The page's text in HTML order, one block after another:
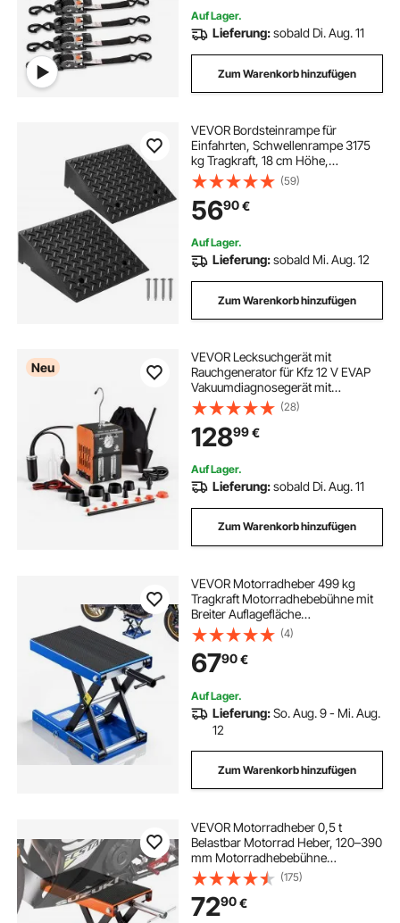
Auf Lager.
Lieferung:sobald Di. Aug. 11
Zum Warenkorb hinzufügen
VEVOR Bordsteinrampe für
Einfahrten, Schwellenrampe 3175
kg Tragkraft, 18 cm Höhe,
Übergangsrampe mit Ablauftank für
Rollstühle, Kinderwagen,
Motorräder, Autos, Rasenmäher &
Anhänger, 2er-Pack
(59)
5690€
Auf Lager.
Lieferung:sobald Mi. Aug. 12
Zum Warenkorb hinzufügen
Neu
VEVOR Lecksuchgerät mit
Rauchgenerator für Kfz 12 V EVAP
Vakuumdiagnosegerät mit
Integrierter Luftpumpe Manometer
Durchflussmesser Ölstandsanzeige
2 Modi für Pkw Motorrad Lkw Boot
und ATV
(28)
12899€
Auf Lager.
Lieferung:sobald Di. Aug. 11
Zum Warenkorb hinzufügen
VEVOR Motorradheber 499 kg
Tragkraft Motorradhebebühne mit
Breiter Auflagefläche
Sicherheitsbolzen 95-340 mm
Höhenverstellbar Scherenheber
aus Stahl für Straßenmotorräder
Cruiser Schwarz Blau
(4)
6790€
Auf Lager.
Lieferung:So. Aug. 9 - Mi. Aug.
12
Zum Warenkorb hinzufügen
VEVOR Motorradheber 0,5 t
Belastbar Motorrad Heber, 120–390
mm Motorradhebebühne
Montagebock Motorrad,
Einstellbare Motorradheber
Montagebock Motorradlift,
Motoständer Garage &
(175)
7290€